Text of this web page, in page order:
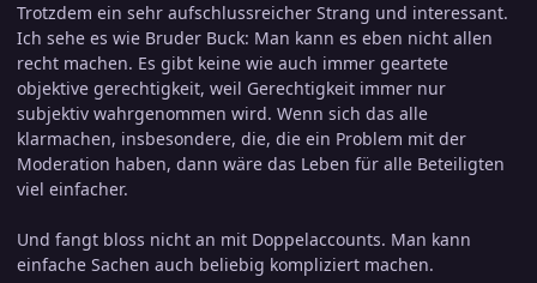
Trotzdem ein sehr aufschlussreicher Strang und interessant.
Ich sehe es wie Bruder Buck: Man kann es eben nicht allen
recht machen. Es gibt keine wie auch immer geartete
objektive gerechtigkeit, weil Gerechtigkeit immer nur
subjektiv wahrgenommen wird. Wenn sich das alle
klarmachen, insbesondere, die, die ein Problem mit der
Moderation haben, dann wäre das Leben für alle Beteiligten
viel einfacher.
Und fangt bloss nicht an mit Doppelaccounts. Man kann
einfache Sachen auch beliebig kompliziert machen.